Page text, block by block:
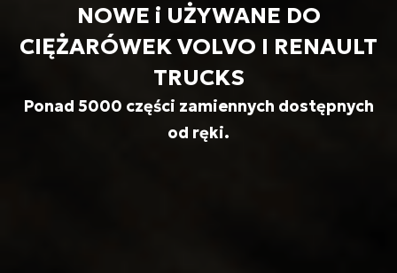
NOWE i UŻYWANE DO
CIĘŻARÓWEK VOLVO I RENAULT
TRUCKS
Ponad 5000 części zamiennych dostępnych
od ręki.